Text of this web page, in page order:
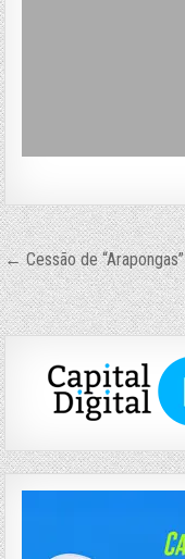
Navegação
de
Post
← Cessão de “Arapongas”